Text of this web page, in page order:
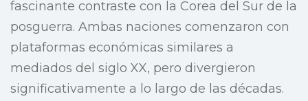
fascinante contraste con la Corea del Sur de la
posguerra. Ambas naciones comenzaron con
plataformas económicas similares a
mediados del siglo XX, pero divergieron
significativamente a lo largo de las décadas.